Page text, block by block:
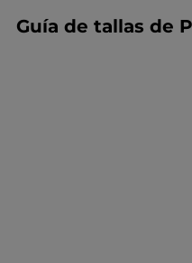
Guía de tallas de